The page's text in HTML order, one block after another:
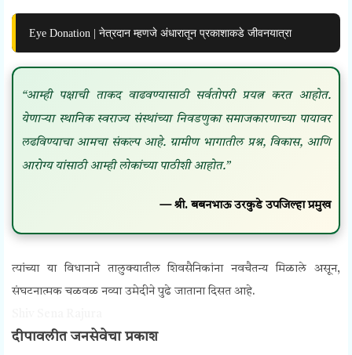
Eye Donation | नेत्रदान म्हणजे अंधारातून प्रकाशाकडे जीवनयात्रा
“आम्ही पक्षाची ताकद वाढवण्यासाठी सर्वतोपरी प्रयत्न करत आहोत.
येणाऱ्या स्थानिक स्वराज्य संस्थांच्या निवडणुका समाजकारणाच्या पायावर
लढविण्याचा आमचा संकल्प आहे. ग्रामीण भागातील प्रश्न, विकास, आणि
आरोग्य यांसाठी आम्ही लोकांच्या पाठीशी आहोत.”
— श्री. बबनभाऊ उरकुडे उपजिल्हा प्रमुख
त्यांच्या या विधानाने तालुक्यातील शिवसैनिकांना नवचैतन्य मिळाले असून,
संघटनात्मक चळवळ नव्या उमेदीने पुढे जाताना दिसत आहे.
दीपावलीत जनसेवेचा प्रकाश